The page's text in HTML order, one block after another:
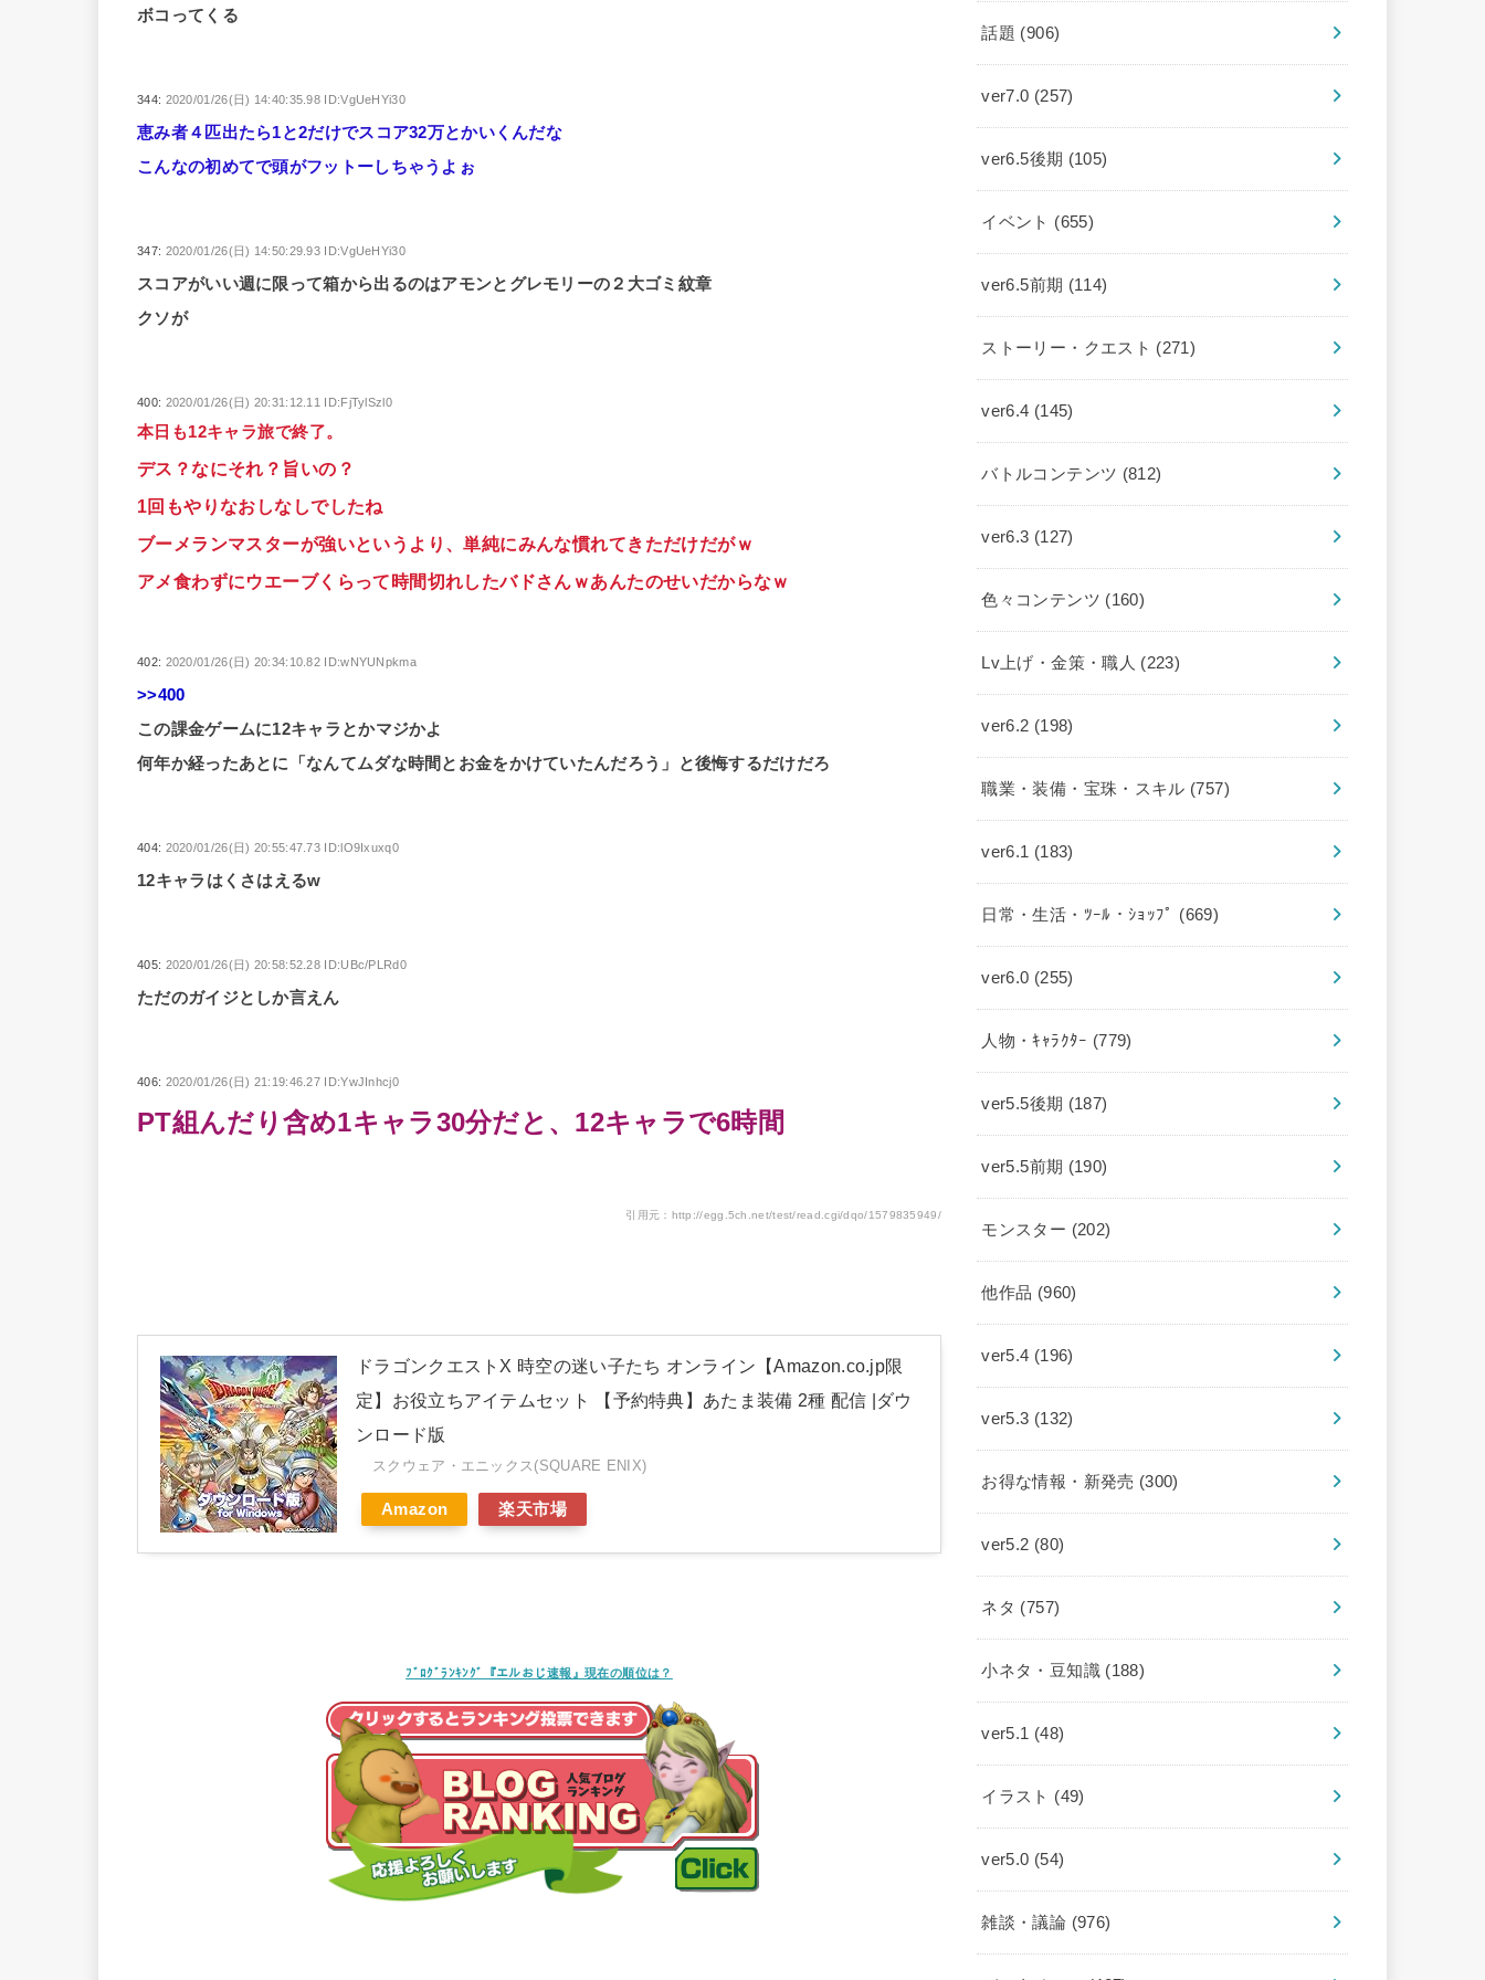
ボコってくる
344: 2020/01/26(日) 14:40:35.98 ID:VgUeHYi30
恵み者４匹出たら1と2だけでスコア32万とかいくんだな
こんなの初めてで頭がフットーしちゃうよぉ
347: 2020/01/26(日) 14:50:29.93 ID:VgUeHYi30
スコアがいい週に限って箱から出るのはアモンとグレモリーの２大ゴミ紋章
クソが
400: 2020/01/26(日) 20:31:12.11 ID:FjTylSzl0
本日も12キャラ旅で終了。
デス？なにそれ？旨いの？
1回もやりなおしなしでしたね
ブーメランマスターが強いというより、単純にみんな慣れてきただけだがｗ
アメ食わずにウエーブくらって時間切れしたバドさんｗあんたのせいだからなｗ
402: 2020/01/26(日) 20:34:10.82 ID:wNYUNpkma
>>400
この課金ゲームに12キャラとかマジかよ
何年か経ったあとに「なんてムダな時間とお金をかけていたんだろう」と後悔するだけだろ
404: 2020/01/26(日) 20:55:47.73 ID:lO9Ixuxq0
12キャラはくさはえるw
405: 2020/01/26(日) 20:58:52.28 ID:UBc/PLRd0
ただのガイジとしか言えん
406: 2020/01/26(日) 21:19:46.27 ID:YwJInhcj0
PT組んだり含め1キャラ30分だと、12キャラで6時間
引用元：http://egg.5ch.net/test/read.cgi/dqo/1579835949/
ドラゴンクエストX 時空の迷い子たち オンライン【Amazon.co.jp限
定】お役立ちアイテムセット 【予約特典】あたま装備 2種 配信 |ダウ
ンロード版
スクウェア・エニックス(SQUARE ENIX)
Amazon 楽天市場
ﾌﾞﾛｸﾞﾗﾝｷﾝｸﾞ『エルおじ速報』現在の順位は？
話題 (906)
ver7.0 (257)
ver6.5後期 (105)
イベント (655)
ver6.5前期 (114)
ストーリー・クエスト (271)
ver6.4 (145)
バトルコンテンツ (812)
ver6.3 (127)
色々コンテンツ (160)
Lv上げ・金策・職人 (223)
ver6.2 (198)
職業・装備・宝珠・スキル (757)
ver6.1 (183)
日常・生活・ﾂｰﾙ・ｼｮｯﾌﾟ (669)
ver6.0 (255)
人物・ｷｬﾗｸﾀｰ (779)
ver5.5後期 (187)
ver5.5前期 (190)
モンスター (202)
他作品 (960)
ver5.4 (196)
ver5.3 (132)
お得な情報・新発売 (300)
ver5.2 (80)
ネタ (757)
小ネタ・豆知識 (188)
ver5.1 (48)
イラスト (49)
ver5.0 (54)
雑談・議論 (976)